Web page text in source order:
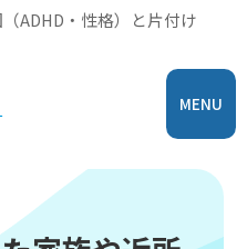
ADHD・性格）と片付け
MENU